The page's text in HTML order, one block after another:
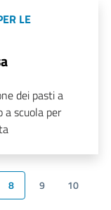
LE
dei pasti a
a scuola per
8 9
10